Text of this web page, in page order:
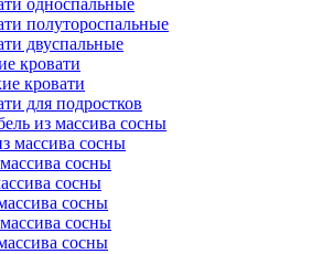
односпальные
полутороспальные
двуспальные
кровати
кровати
для подростков
из массива сосны
массива сосны
сосны
сосны
сосны
сосны
сосны